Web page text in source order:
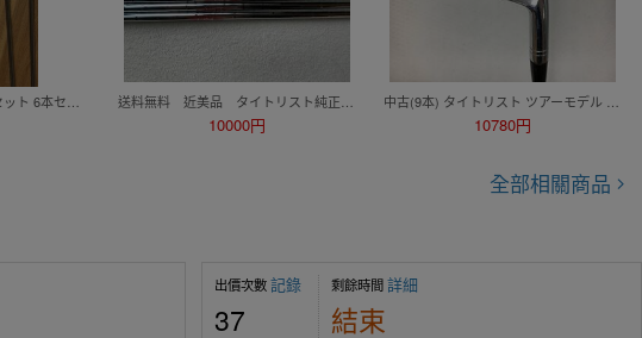
10000円 10780円
全部相關商品
出價次數記錄
37
剩餘時間詳細
結束